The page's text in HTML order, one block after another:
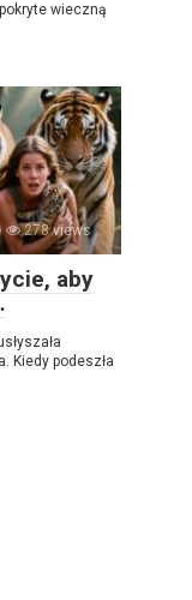
wieczną
278 views
aby
Kiedy podeszła